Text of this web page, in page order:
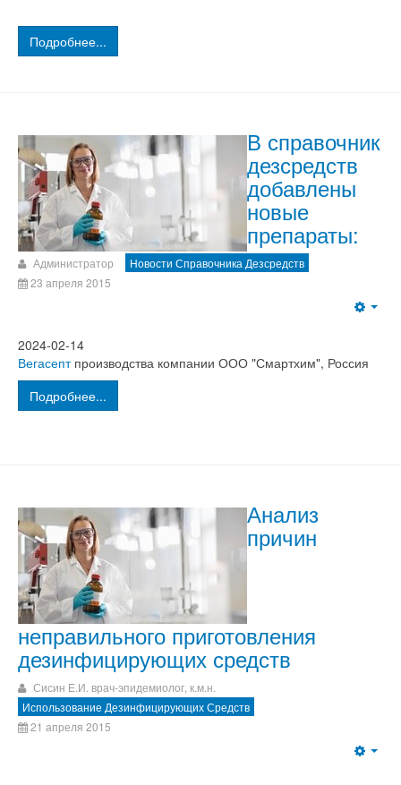
Подробнее...
В справочник
дезсредств
добавлены
новые
препараты:
Администратор
Новости Справочника Дезсредств
23 апреля 2015
2024-02-14
Вегасепт производства компании ООО "Смартхим", Россия
Подробнее...
Анализ
причин
неправильного приготовления
дезинфицирующих средств
Сисин Е.И. врач-эпидемиолог, к.м.н.
Использование Дезинфицирующих Средств
21 апреля 2015